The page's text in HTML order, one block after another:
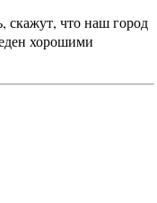
скажут, что наш город
хорошими